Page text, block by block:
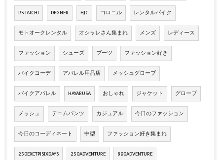
RS TAICHI DEGNER HJC コロニル レンタルバイク
モトオークレンタル オシャレさん集まれ メンズ レディース
ファッション シューズ ブーツ ファッション好き
バイクコーデ アパレル用品店 メッシュグローブ
バイクアパレル HAYABUSA おしゃれ ジャケット グローブ
メッシュ デニムパンツ カジュアル 今日のファッション
今日のコーディネート 中型 ファッション好き集まれ
250EXCTPISIXDAYS 250ADVENTURE 890ADVENTURE